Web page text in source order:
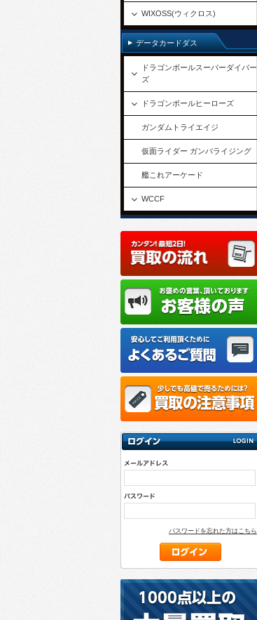
WIXOSS(ウィクロス)
データカードダス
ドラゴンボールスーパーダイバー
ズ
ドラゴンボールヒーローズ
ガンダムトライエイジ
仮面ライダー ガンバライジング
艦これアーケード
WCCF
パスワードを忘れた方はこちら